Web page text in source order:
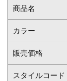
商品名
カラー
販売価格
スタイルコード